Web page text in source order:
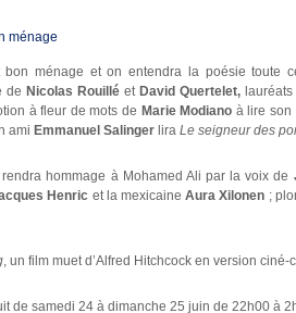
ménage
ménage et on entendra la poésie toute
de Nicolas Rouilléet David Quertelet,
à fleur de mots de Marie Modiano à lire son
ami Emmanuel Salinger lira Le seigneur des
hommage à Mohamed Ali par la voix de
Henric et la mexicaineAura Xilonen ;
, un film muet d’Alfred Hitchcock en version ciné-
de samedi 24 à dimanche 25 juin de 22h00 à